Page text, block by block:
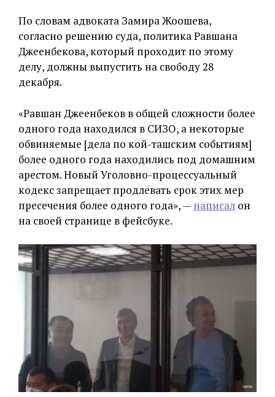
По словам адвоката Замира Жоошева,
согласно решению суда, политика Равшана
Джеенбекова, который проходит по этому
делу, должны выпустить на свободу 28
декабря.
«Равшан Джеенбеков в общей сложности более
одного года находился в СИЗО, а некоторые
обвиняемые [дела по кой-ташским событиям]
более одного года находились под домашним
арестом. Новый Уголовно-процессуальный
кодекс запрещает продлевать срок этих мер
пресечения более одного года», — написал он
на своей странице в фейсбуке.